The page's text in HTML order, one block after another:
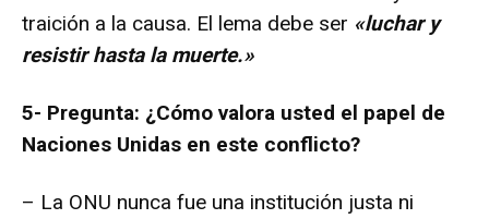
traición a la causa. El lema debe ser «luchar y
resistir hasta la muerte.»
5- Pregunta: ¿Cómo valora usted el papel de
Naciones Unidas en este conflicto?
– La ONU nunca fue una institución justa ni